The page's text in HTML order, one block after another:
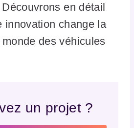
en détail
innovation change la
des véhicules
un projet ?